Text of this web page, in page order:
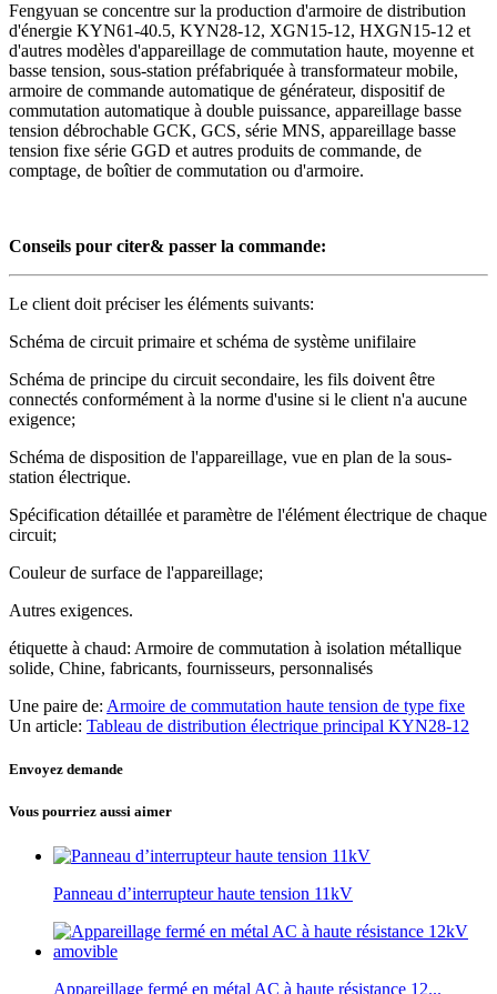
Fengyuan se concentre sur la production d'armoire de distribution
d'énergie KYN61-40.5, KYN28-12, XGN15-12, HXGN15-12 et
d'autres modèles d'appareillage de commutation haute, moyenne et
basse tension, sous-station préfabriquée à transformateur mobile,
armoire de commande automatique de générateur, dispositif de
commutation automatique à double puissance, appareillage basse
tension débrochable GCK, GCS, série MNS, appareillage basse
tension fixe série GGD et autres produits de commande, de
comptage, de boîtier de commutation ou d'armoire.
Conseils pour citer& passer la commande:
Le client doit préciser les éléments suivants:
Schéma de circuit primaire et schéma de système unifilaire
Schéma de principe du circuit secondaire, les fils doivent être
connectés conformément à la norme d'usine si le client n'a aucune
exigence;
Schéma de disposition de l'appareillage, vue en plan de la sous-
station électrique.
Spécification détaillée et paramètre de l'élément électrique de chaque
circuit;
Couleur de surface de l'appareillage;
Autres exigences.
étiquette à chaud: Armoire de commutation à isolation métallique
solide, Chine, fabricants, fournisseurs, personnalisés
Une paire de: Armoire de commutation haute tension de type fixe
Un article: Tableau de distribution électrique principal KYN28-12
Envoyez demande
Vous pourriez aussi aimer
Panneau d’interrupteur haute tension 11kV
Appareillage fermé en métal AC à haute résistance 12...